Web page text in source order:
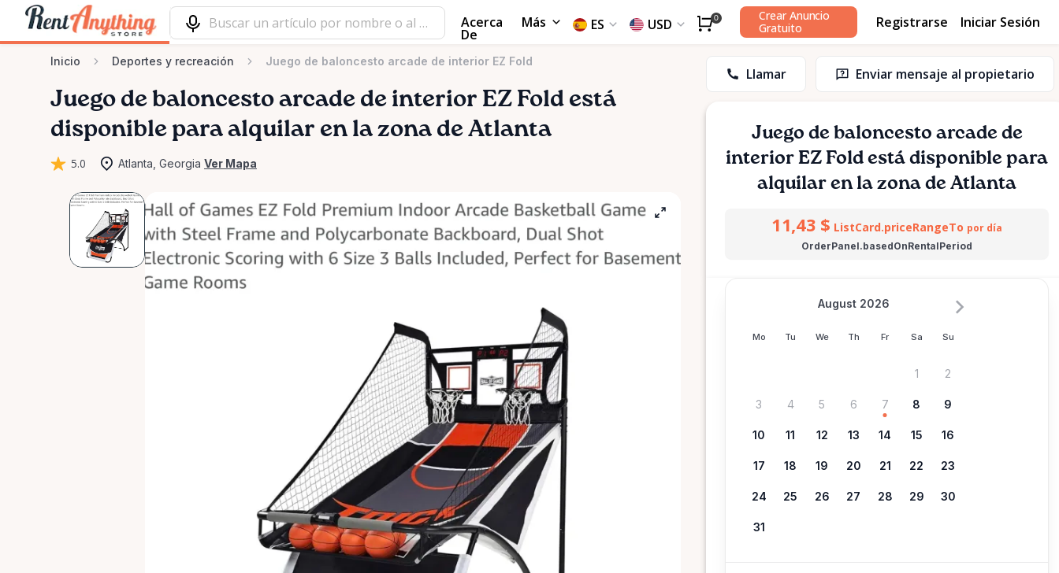
Acerca
De
Más ES USD 0
Crear Anuncio
Gratuito
Registrarse Iniciar Sesión
Inicio Deportes y recreación Juego de baloncesto arcade de interior EZ Fold
Juego de baloncesto arcade de interior EZ Fold está
disponible para alquilar en la zona de Atlanta
5.0 Atlanta, Georgia Ver Mapa
Llamar Enviar mensaje al propietario
Juego de baloncesto arcade de
interior EZ Fold está disponible para
alquilar en la zona de Atlanta
11,43 $ ListCard.priceRangeTo por día
OrderPanel.basedOnRentalPeriod
Mo Tu We Th Fr Sa Su
August 2026
1 2
3 4 5 6 7 8 9
10 11 12 13 14 15 16
17 18 19 20 21 22 23
24 25 26 27 28 29 30
31